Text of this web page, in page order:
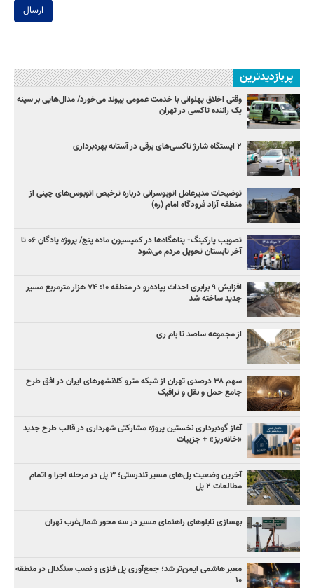
ارسال
پربازدیدترین
وقتی اخلاق پهلوانی با خدمت عمومی پیوند می‌خورد/ مدال‌هایی بر سینه
یک راننده تاکسی در تهران
۲ ایستگاه شارژ تاکسی‌های برقی در آستانه بهره‌برداری
توضیحات مدیرعامل اتوبوسرانی درباره ترخیص اتوبوس‌های چینی از
منطقه آزاد فرودگاه امام (ره)
تصویب پارکینگ- پناهگاه‌ها در کمیسیون ماده پنج/ پروژه پادگان ۰۶ تا
آخر تابستان تحویل مردم می‌شود
افزایش ۹ برابری احداث پیاده‌رو در منطقه ۱۰؛ ۷۴ هزار مترمربع مسیر
جدید ساخته شد
از مجموعه ساصد تا بام ری
سهم ۳۸ درصدی تهران از شبکه مترو کلانشهرهای ایران در افق طرح
جامع حمل و نقل و ترافیک
آغاز گودبرداری نخستین پروژه مشارکتی شهرداری در قالب طرح جدید
«خانه‌ریز» + جزییات
آخرین وضعیت پل‌های مسیر تندرستی؛ ۳ پل در مرحله اجرا و اتمام
مطالعات ۲ پل
بهسازی تابلوهای راهنمای مسیر در سه محور شمال‌غرب تهران
معبر هاشمی ایمن‌تر شد؛ جمع‌آوری پل فلزی و نصب سنگدال در منطقه
۱۰